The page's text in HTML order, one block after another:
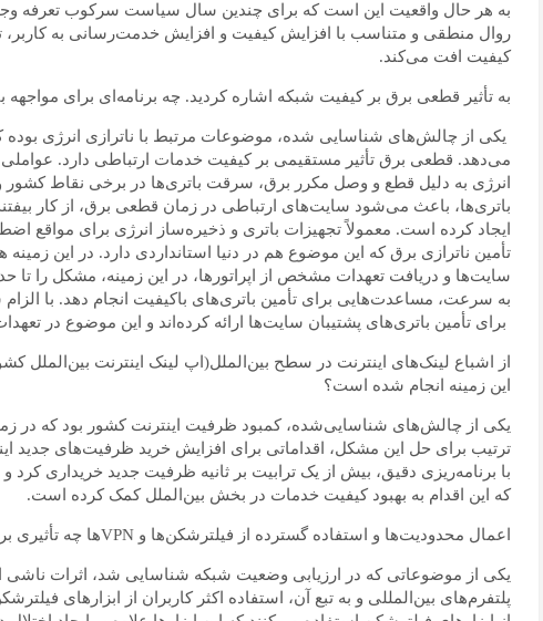
به هر حال واقعیت این است که برای چندین سال سیاست سرکوب تعرفه
روال منطقی و متناسب با افزایش کیفیت و افزایش خدمت‌رسانی به کاربر،
کیفیت افت می‌کند.
به تأثیر قطعی برق بر کیفیت شبکه اشاره کردید. چه برنامه‌ای برای مواجهه
یکی از چالش‌های شناسایی شده، موضوعات مرتبط با ناترازی انرژی
می‌دهد. قطعی برق تأثیر مستقیمی بر کیفیت خدمات ارتباطی دارد.
انرژی به دلیل قطع و وصل مکرر برق، سرقت باتری‌ها در برخی نقاط کشور
باتری‌ها، باعث می‌شود سایت‌های ارتباطی در زمان قطعی برق، از کار
ایجاد کرده است. معمولاً تجهیزات باتری و ذخیره‌ساز انرژی برای مواقع
تأمین ناترازی برق که این موضوع هم در دنیا استانداردی دارد. در این زمینه
سایت‌ها و دریافت تعهدات مشخص از اپراتورها، در این زمینه، مشکل را تا
به سرعت، مساعدت‌هایی برای تأمین باتری‌های باکیفیت انجام دهد. با
برای تأمین باتری‌های پشتیبان سایت‌ها ارائه کرده‌اند و این موضوع در
از اشباع لینک‌های اینترنت در سطح بین‌الملل(اپ لینک اینترنت بین‌الملل
این زمینه انجام شده است؟
یکی از چالش‌های شناسایی‌شده، کمبود ظرفیت اینترنت کشور بود که در
ترتیب برای حل این مشکل، اقداماتی برای افزایش خرید ظرفیت‌های جدید
با برنامه‌ریزی دقیق، بیش از یک ترابیت بر ثانیه ظرفیت جدید خریداری
که این اقدام به بهبود کیفیت خدمات در بخش بین‌الملل کمک کرده است.
اعمال محدودیت‌ها و استفاده گسترده از فیلترشکن‌ها و VPN‌ها چه تأثیری بر کیفیت اینترنت داشته و چه راهکاری برای آن دارید؟
یکی از موضوعاتی که در ارزیابی وضعیت شبکه شناسایی شد، اثرات